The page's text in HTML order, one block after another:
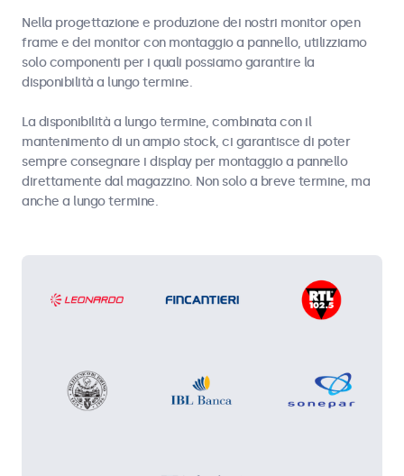
Nella progettazione e produzione dei nostri monitor open
frame e dei monitor con montaggio a pannello, utilizziamo
solo componenti per i quali possiamo garantire la
disponibilità a lungo termine.
La disponibilità a lungo termine, combinata con il
mantenimento di un ampio stock, ci garantisce di poter
sempre consegnare i display per montaggio a pannello
direttamente dal magazzino. Non solo a breve termine, ma
anche a lungo termine.